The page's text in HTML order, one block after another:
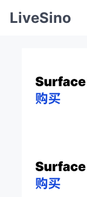
LiveSino